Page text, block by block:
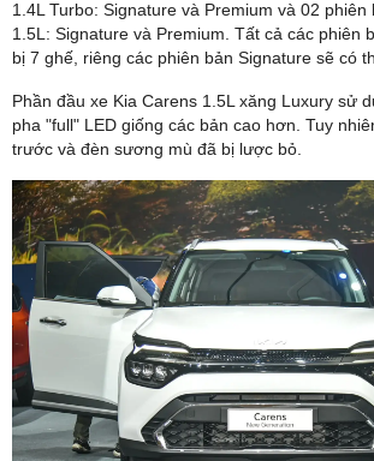
1.4L Turbo: Signature và Premium và 02
1.5L: Signature và Premium. Tất cả các phiên
bị 7 ghế, riêng các phiên bản Signature sẽ có
Phần đầu xe Kia Carens 1.5L xăng Luxury sử
pha "full" LED giống các bản cao hơn. Tuy
trước và đèn sương mù đã bị lược bỏ.